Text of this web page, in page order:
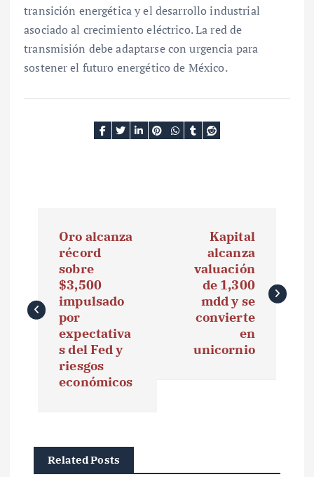
transición energética y el desarrollo industrial
asociado al crecimiento eléctrico. La red de
transmisión debe adaptarse con urgencia para
sostener el futuro energético de México.
e
ó
Oro alcanza
récord
sobre
$3,500
impulsado
por
expectativa
s del Fed y
riesgos
económicos
Kapital
alcanza
valuación
de 1,300
mdd y se
convierte
en
unicornio
Related Posts